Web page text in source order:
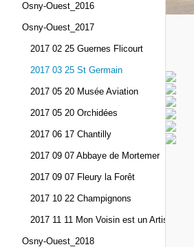
Osny-Ouest_2016
Osny-Ouest_2017
2017 02 25 Guernes Flicourt
2017 03 25 St Germain
2017 05 20 Musée Aviation
2017 05 20 Orchidées
2017 06 17 Chantilly
2017 09 07 Abbaye de Mortemer
2017 09 07 Fleury la Forêt
2017 10 22 Champignons
2017 11 11 Mon Voisin est un Artiste
Osny-Ouest_2018